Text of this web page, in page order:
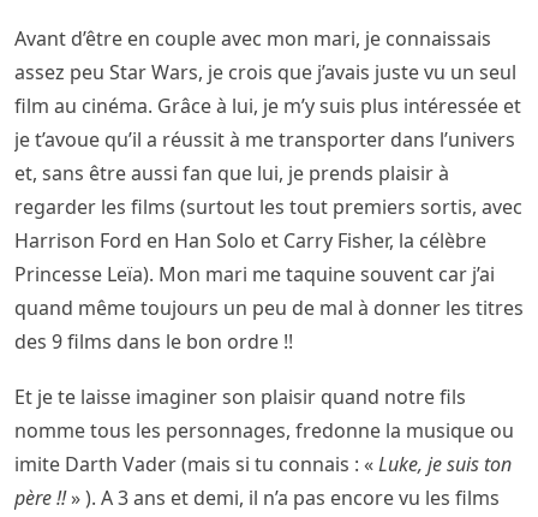
Avant d’être en couple avec mon mari, je connaissais
assez peu Star Wars, je crois que j’avais juste vu un seul
film au cinéma. Grâce à lui, je m’y suis plus intéressée et
je t’avoue qu’il a réussit à me transporter dans l’univers
et, sans être aussi fan que lui, je prends plaisir à
regarder les films (surtout les tout premiers sortis, avec
Harrison Ford en Han Solo et Carry Fisher, la célèbre
Princesse Leïa). Mon mari me taquine souvent car j’ai
quand même toujours un peu de mal à donner les titres
des 9 films dans le bon ordre !!
Et je te laisse imaginer son plaisir quand notre fils
nomme tous les personnages, fredonne la musique ou
imite Darth Vader (mais si tu connais : «Luke, je suis ton
père !!» ). A 3 ans et demi, il n’a pas encore vu les films